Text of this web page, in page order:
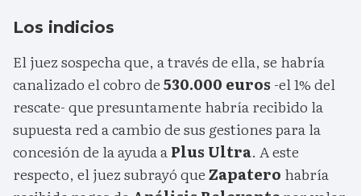
Los indicios
El juez sospecha que, a través de ella, se habría
canalizado el cobro de530.000 euros -el 1% del
rescate- que presuntamente habría recibido la
supuesta red a cambio de sus gestiones para la
concesión de la ayuda aPlus Ultra. A este
respecto, el juez subrayó queZapatero habría